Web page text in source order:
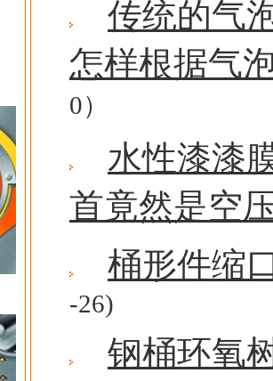
传统的气
怎样根据气
0）
水性漆漆
首竟然是空
桶形件缩
-26)
钢桶环氧